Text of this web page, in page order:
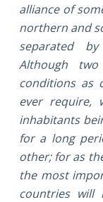
alliance of
northern and
separated
Although
conditions as
ever require,
inhabitants
for a long
other; for as
the most
countries will